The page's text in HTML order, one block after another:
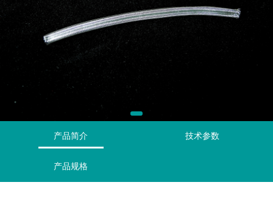
产品简介 技术参数
产品规格